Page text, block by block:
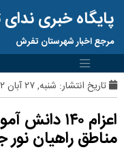
پایگاه خبری
مرجع اخبار شهرستان تفرش
تاریخ انتشار: شنبه, ۲۷ آبان ۱۴۰۲ ساعت:13:02
اعزام ۱۴۰
مناطق راهیان